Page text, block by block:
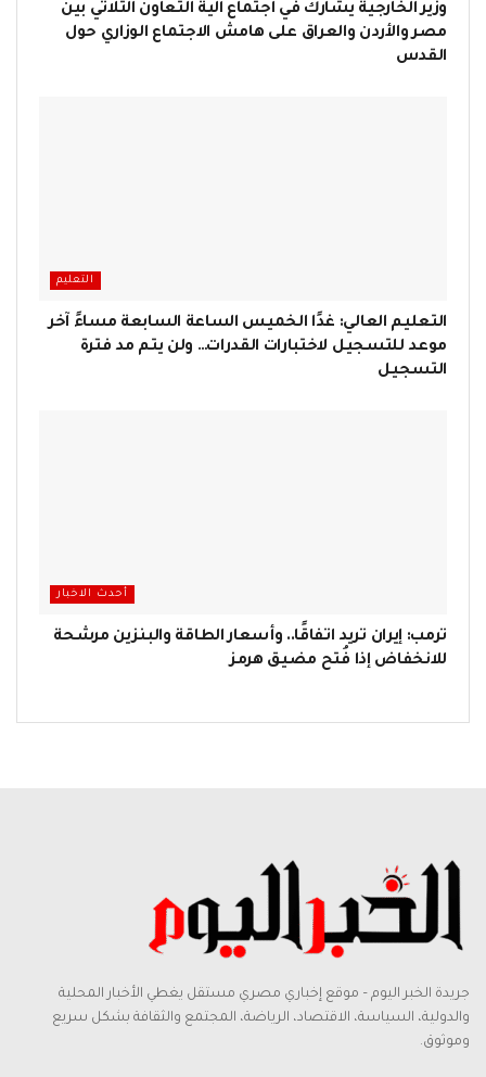
وزير الخارجية يشارك في اجتماع آلية التعاون الثلاثي بين
مصر والأردن والعراق على هامش الاجتماع الوزاري حول
القدس
التعليم
التعليم العالي: غدًا الخميس الساعة السابعة مساءً آخر
موعد للتسجيل لاختبارات القدرات… ولن يتم مد فترة
التسجيل
أحدث الاخبار
ترمب: إيران تريد اتفاقًا.. وأسعار الطاقة والبنزين مرشحة
للانخفاض إذا فُتح مضيق هرمز
جريدة الخبر اليوم – موقع إخباري مصري مستقل يغطي الأخبار المحلية
والدولية، السياسة، الاقتصاد، الرياضة، المجتمع والثقافة بشكل سريع
وموثوق.